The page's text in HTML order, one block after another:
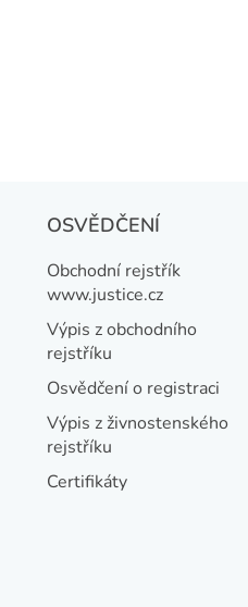
OSVĚDČENÍ
Obchodní rejstřík
www.justice.cz
Výpis z obchodního
rejstříku
Osvědčení o registraci
Výpis z živnostenského
rejstříku
Certifikáty